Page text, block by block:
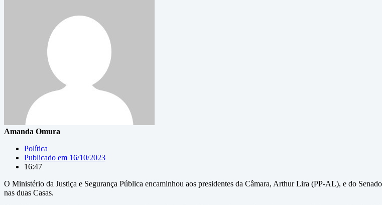
Amanda Omura
Política
Publicado em 16/10/2023
16:47
O Ministério da Justiça e Segurança Pública encaminhou aos presidentes da Câmara, Arthur Lira (PP-AL), e do
nas duas Casas.